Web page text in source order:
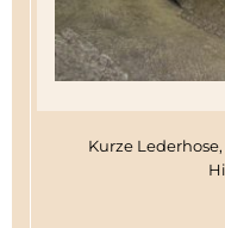
Kurze